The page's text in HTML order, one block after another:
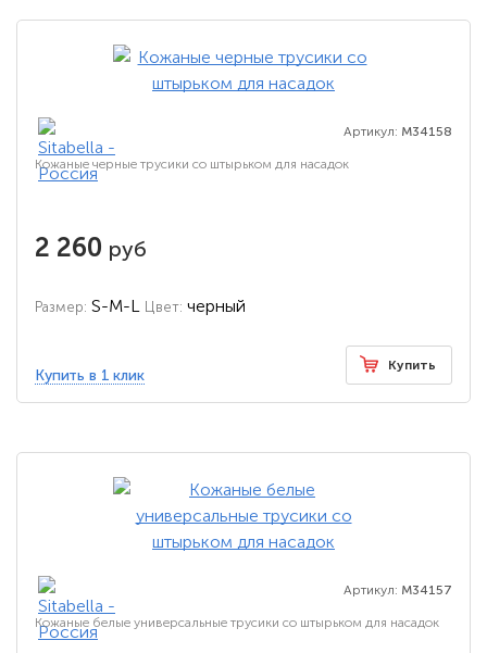
Артикул: M34158
Кожаные черные трусики со штырьком для насадок
2 260 руб
Размер: S-M-L Цвет: черный
Купить в 1 клик
Купить
Артикул: M34157
Кожаные белые универсальные трусики со штырьком для насадок